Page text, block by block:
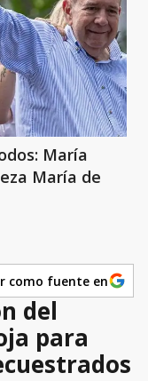
María
María de
como fuente en
del
para